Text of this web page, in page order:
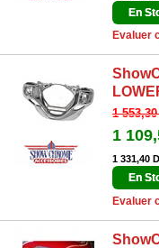
En
Evaluer
1
1
1 331,40
En
Evaluer